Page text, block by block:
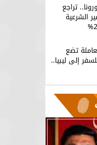
تراجع
الشرعية
تضع
إلى ليبيا..